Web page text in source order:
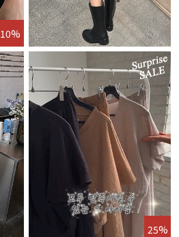
10%
25%